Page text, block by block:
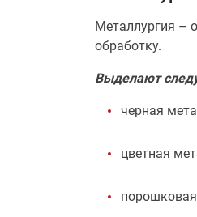
Металлургия –
обработку.
Выделают
черная
цветная